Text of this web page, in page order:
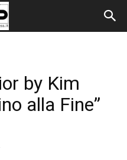
by Kim
alla Fine”